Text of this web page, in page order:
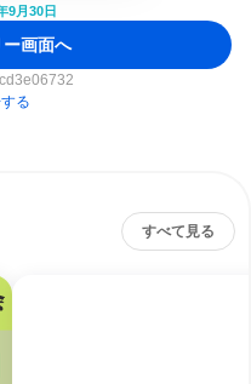
9月30日
画面へ
る
すべて見る